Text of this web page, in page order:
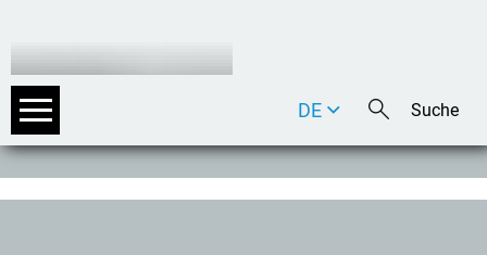
DE
EN